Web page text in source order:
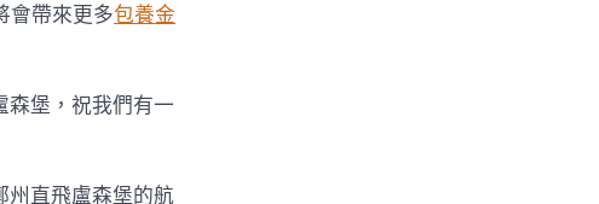
絲
翼
約
心
會帶來更多包養金
森堡，祝我們有一
州直飛盧森堡的航